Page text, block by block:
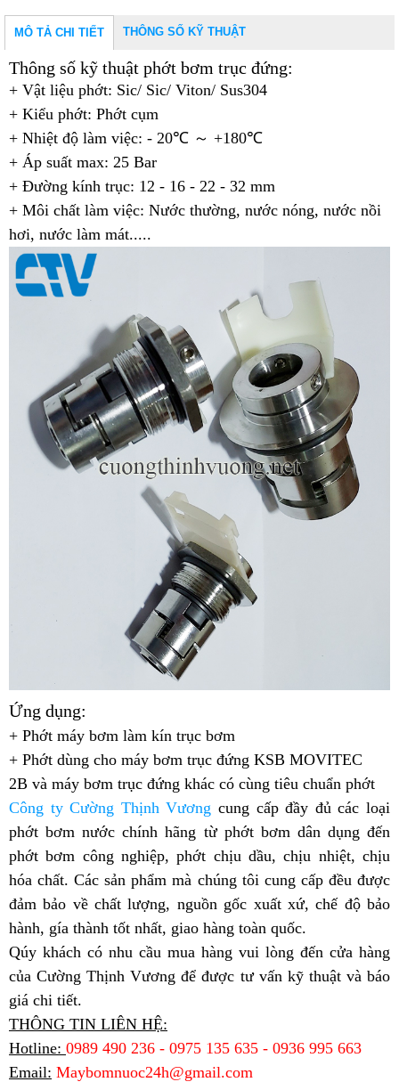
MÔ TẢ CHI TIẾT THÔNG SỐ KỸ THUẬT
Thông số kỹ thuật phớt bơm trục đứng:
+ Vật liệu phớt: Sic/ Sic/ Viton/ Sus304
+ Kiểu phớt: Phớt cụm
+ Nhiệt độ làm việc: - 20℃ ～ +180℃
+ Áp suất max: 25 Bar
+ Đường kính trục: 12 - 16 - 22 - 32 mm
+ Môi chất làm việc: Nước thường, nước nóng, nước nồi
hơi, nước làm mát.....
Ứng dụng:
+ Phớt máy bơm làm kín trục bơm
+ Phớt dùng cho máy bơm trục đứng KSB MOVITEC
2B và máy bơm trục đứng khác có cùng tiêu chuẩn phớt
Công ty Cường Thịnh Vương cung cấp đầy đủ các loại
phớt bơm nước chính hãng từ phớt bơm dân dụng đến
phớt bơm công nghiệp, phớt chịu dầu, chịu nhiệt, chịu
hóa chất. Các sản phẩm mà chúng tôi cung cấp đều được
đảm bảo về chất lượng, nguồn gốc xuất xứ, chế độ bảo
hành, gía thành tốt nhất, giao hàng toàn quốc.
Qúy khách có nhu cầu mua hàng vui lòng đến cửa hàng
của Cường Thịnh Vương để được tư vấn kỹ thuật và báo
giá chi tiết.
THÔNG TIN LIÊN HỆ:
Hotline: 0989 490 236 - 0975 135 635 - 0936 995 663
Email: Maybomnuoc24h@gmail.com